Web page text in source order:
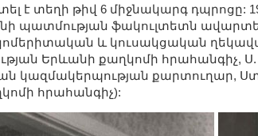
է տեղի թիվ 6 միջնակարգ
պատմության ֆակուլտետն
և կուսակցական
Երևանի քաղկոմի հրահանգիչ,
կազմակերպության քարտուղար,
հրահանգիչ):